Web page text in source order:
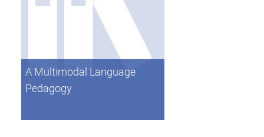
A Multimodal Language
Pedagogy